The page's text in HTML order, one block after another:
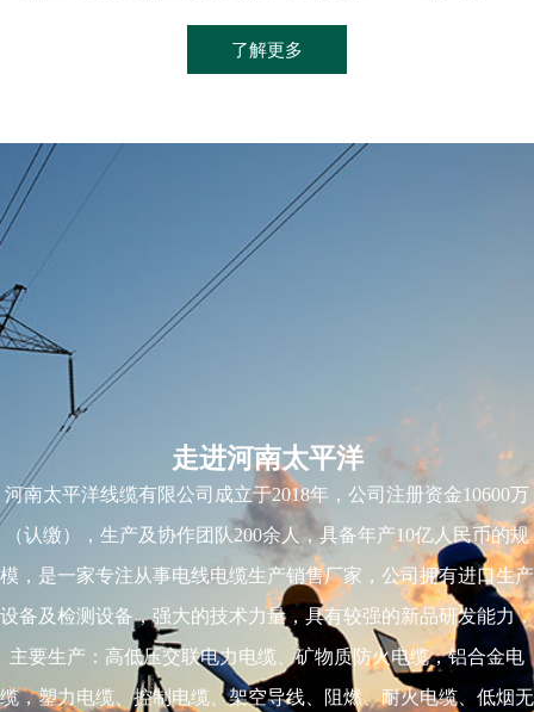
了解更多
走进河南太平洋
河南太平洋线缆有限公司成立于2018年，公司注册资金10600万
（认缴），生产及协作团队200余人，具备年产10亿人民币的规
模，是一家专注从事电线电缆生产销售厂家，公司拥有进口生产
设备及检测设备，强大的技术力量，具有较强的新品研发能力，
主要生产：高低压交联电力电缆、矿物质防火电缆，铝合金电
缆，塑力电缆、控制电缆、架空导线、阻燃、耐火电缆、低烟无